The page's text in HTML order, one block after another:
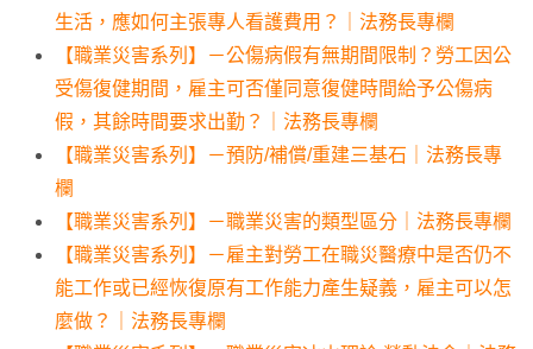
生活，應如何主張專人看護費用？｜法務長專欄
【職業災害系列】－公傷病假有無期間限制？勞工因公
受傷復健期間，雇主可否僅同意復健時間給予公傷病
假，其餘時間要求出勤？｜法務長專欄
【職業災害系列】－預防/補償/重建三基石｜法務長專
欄
【職業災害系列】－職業災害的類型區分｜法務長專欄
【職業災害系列】－雇主對勞工在職災醫療中是否仍不
能工作或已經恢復原有工作能力產生疑義，雇主可以怎
麼做？｜法務長專欄